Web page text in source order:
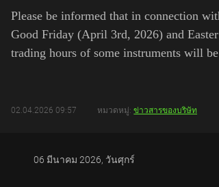
Please be informed that in connection
Good Friday (April 3rd, 2026) and
trading hours of some instruments will
02.04.2026 09:57 หมวดหมู่:ข่าวสารของบริษัท
06 มีนาคม 2026, วันศุกร์